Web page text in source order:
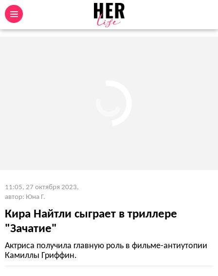
11:05, 27 октября 2023,
автор: Юна Г.
Кира Найтли сыграет в триллере
"Зачатие"
Актриса получила главную роль в фильме-антиутопии
Камиллы Гриффин.